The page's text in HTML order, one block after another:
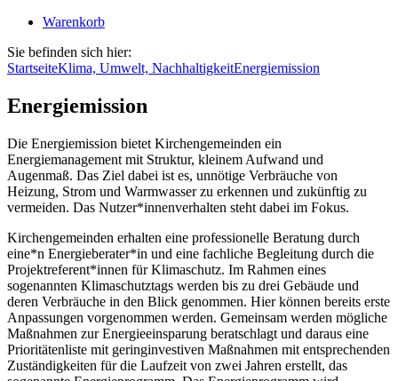
Warenkorb
Sie befinden sich hier:
StartseiteKlima, Umwelt, NachhaltigkeitEnergiemission
Energiemission
Die Energiemission bietet Kirchengemeinden ein
Energiemanagement mit Struktur, kleinem Aufwand und
Augenmaß. Das Ziel dabei ist es, unnötige Verbräuche von
Heizung, Strom und Warmwasser zu erkennen und zukünftig zu
vermeiden. Das Nutzer*innenverhalten steht dabei im Fokus.
Kirchengemeinden erhalten eine professionelle Beratung durch
eine*n Energieberater*in und eine fachliche Begleitung durch die
Projektreferent*innen für Klimaschutz. Im Rahmen eines
sogenannten Klimaschutztags werden bis zu drei Gebäude und
deren Verbräuche in den Blick genommen. Hier können bereits erste
Anpassungen vorgenommen werden. Gemeinsam werden mögliche
Maßnahmen zur Energieeinsparung beratschlagt und daraus eine
Prioritätenliste mit geringinvestiven Maßnahmen mit entsprechenden
Zuständigkeiten für die Laufzeit von zwei Jahren erstellt, das